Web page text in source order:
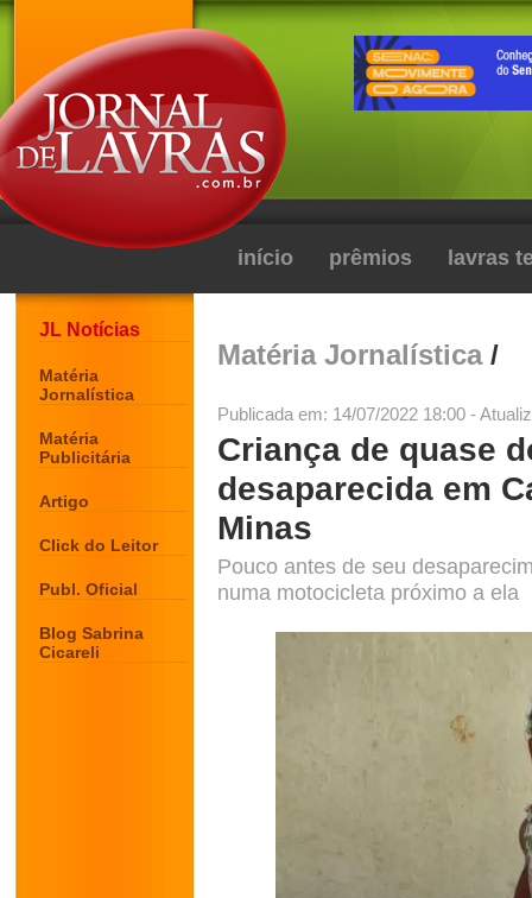
início prêmios lavras
JL Notícias
Matéria
Jornalística
Matéria
Publicitária
Artigo
Click do Leitor
Publ. Oficial
Blog Sabrina
Cicareli
Matéria Jornalística/
Publicada em: 14/07/2022 18:00 -
Criança de quase
desaparecida em
Minas
Pouco antes de seu
numa motocicleta próximo a ela